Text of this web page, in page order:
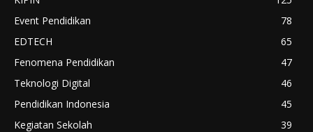
Event Pendidikan
78
EDTECH
65
Fenomena Pendidikan
47
Teknologi Digital
46
Pendidikan Indonesia
45
Kegiatan Sekolah
39